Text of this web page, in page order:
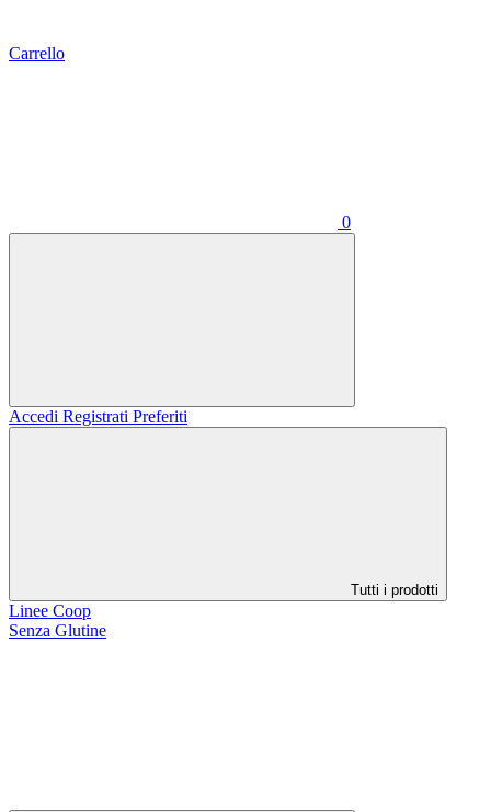
Carrello
0
Accedi Registrati Preferiti
Tutti i prodotti
Linee Coop
Senza Glutine